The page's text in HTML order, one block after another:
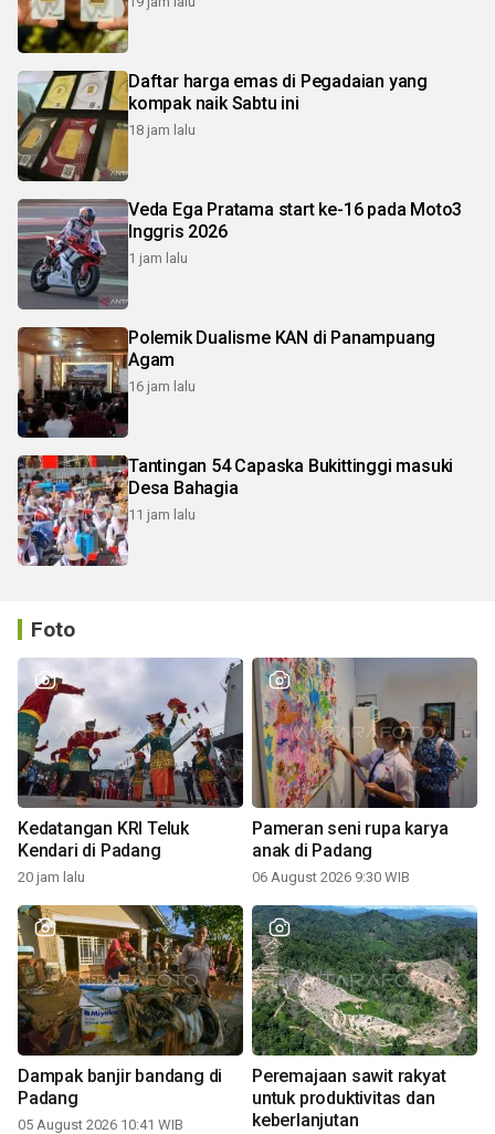
Daftar harga emas di Pegadaian yang
kompak naik Sabtu ini
18 jam lalu
Veda Ega Pratama start ke-16 pada Moto3
Inggris 2026
1 jam lalu
Polemik Dualisme KAN di Panampuang
Agam
16 jam lalu
Tantingan 54 Capaska Bukittinggi masuki
Desa Bahagia
11 jam lalu
Foto
Kedatangan KRI Teluk
Kendari di Padang
20 jam lalu
Pameran seni rupa karya
anak di Padang
06 August 2026 9:30 WIB
Dampak banjir bandang di
Padang
05 August 2026 10:41 WIB
Peremajaan sawit rakyat
untuk produktivitas dan
keberlanjutan